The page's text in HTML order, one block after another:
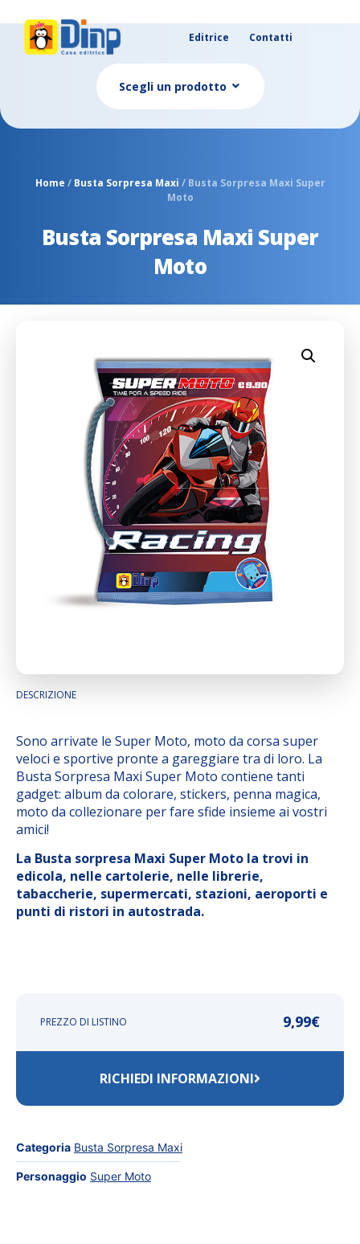
Editrice Contatti
Scegli un prodotto
Home / Busta Sorpresa Maxi / Busta Sorpresa Maxi Super
Moto
Busta Sorpresa Maxi Super
Moto
DESCRIZIONE
Sono arrivate le Super Moto, moto da corsa super
veloci e sportive pronte a gareggiare tra di loro. La
Busta Sorpresa Maxi Super Moto contiene tanti
gadget: album da colorare, stickers, penna magica,
moto da collezionare per fare sfide insieme ai vostri
amici!
La Busta sorpresa Maxi Super Moto la trovi in
edicola, nelle cartolerie, nelle librerie,
tabaccherie, supermercati, stazioni, aeroporti e
punti di ristori in autostrada.
PREZZO DI LISTINO 9,99€
RICHIEDI INFORMAZIONI
Categoria Busta Sorpresa Maxi
Personaggio Super Moto